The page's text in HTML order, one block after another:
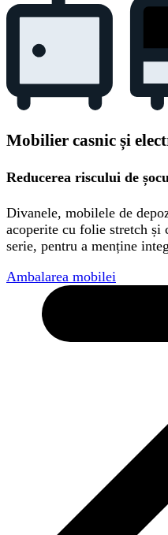
Mobilier casnic și
Reducerea riscului de
Divanele, mobilele de
acoperite cu folie stretch și
serie, pentru a menține
Ambalarea mobilei